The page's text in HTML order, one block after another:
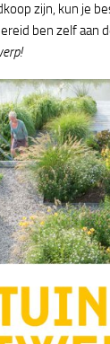
zijn, kun je
ben zelf aan